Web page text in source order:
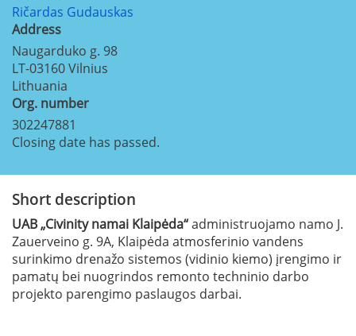
Ričardas Gudauskas
Address
Naugarduko g. 98
LT-03160Vilnius
Lithuania
Org. number
302247881
Closing date has passed.
Short description
UAB „Civinity namai Klaipėda“administruojamo namo J.
Zauerveino g. 9A, Klaipėda atmosferinio vandens
surinkimo drenažo sistemos (vidinio kiemo) įrengimo ir
pamatų bei nuogrindos remonto techninio darbo
projekto parengimo paslaugos darbai.